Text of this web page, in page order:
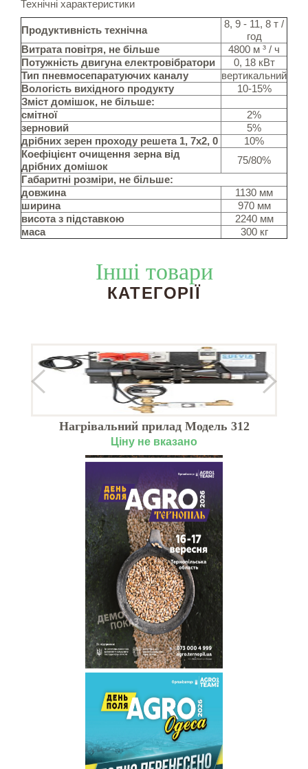
Технічні характеристики
Продуктивність технічна
8, 9 - 11, 8 т /
год
Витрата повітря, не більше
4800 м ³ / ч
Потужність двигуна електровібратори
0, 18 кВт
Тип пневмосепаратуючих каналу
вертикальний
Вологість вихідного продукту
10-15%
Зміст домішок, не більше:
смітної
2%
зерновий
5%
дрібних зерен проходу решета 1, 7х2, 0
10%
Коефіцієнт очищення зерна від
дрібних домішок
75/80%
Габаритні розміри, не більше:
довжина
1130 мм
ширина
970 мм
висота з підставкою
2240 мм
маса
300 кг
Інші товари
КАТЕГОРІЇ
Нагрівальний прилад Модель 312
Ціну не вказано